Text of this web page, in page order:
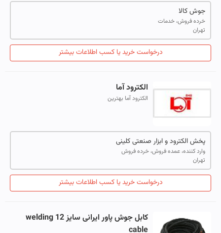
جوش کالا
خرده فروش، خدمات
تهران
درخواست خرید یا کسب اطلاعات بیشتر
الکترود آما
الکترود آما بهترین
پخش الکترود و ابزار صنعتی کلینی
وارد کننده، عمده فروش، خرده فروش
تهران
درخواست خرید یا کسب اطلاعات بیشتر
کابل جوش پاور ایرانی سایز 12 welding
cable